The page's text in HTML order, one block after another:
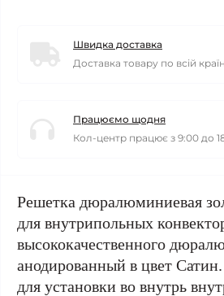
Швидка доставка
Доставка товару по всій
Працюємо щодня
Кол-центр працює з 9:00 до
Решетка дюралюминиевая
для внутрипольных
высококачественного
анодированный в цвет
для установки во внутрь